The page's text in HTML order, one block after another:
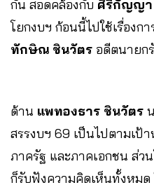
กัน สอดคล้องกับ ศิริกัญญา
โยกงบฯ ก้อนนี้ไปใช้เรื่อง
ทักษิณ ชินวัตร อดีตนายก
ด้าน แพทองธาร ชินวัตร
สรรงบฯ 69 เป็นไปตามเป้
ภาครัฐ และภาคเอกชน ส่ว
ก็รับฟังความคิดเห็นทั้งหม